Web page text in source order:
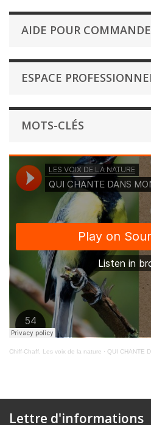
AIDE POUR
ESPACE
MOTS-CLÉS
Chiff-Chaff, Les voix de la nature · QUI CHANTE
Lettre d'informations